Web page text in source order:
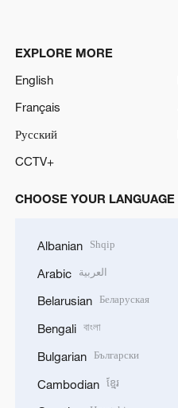
EXPLORE MORE
English
Français
Русский
CCTV+
CHOOSE YOUR LANGUAGE
Albanian Shqip
Arabic العربية
Belarusian Беларуская
Bengali বাংলা
Bulgarian Български
Cambodian ខ្មែរ